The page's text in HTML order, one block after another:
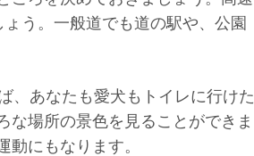
う。一般道でも道の駅や、公園
、あなたも愛犬もトイレに行けた
な場所の景色を見ることができま
にもなります。